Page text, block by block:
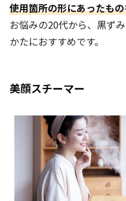
使用箇所の形にあったも
お悩みの20代から、黒ず
かたにおすすめです。
美顔スチーマー